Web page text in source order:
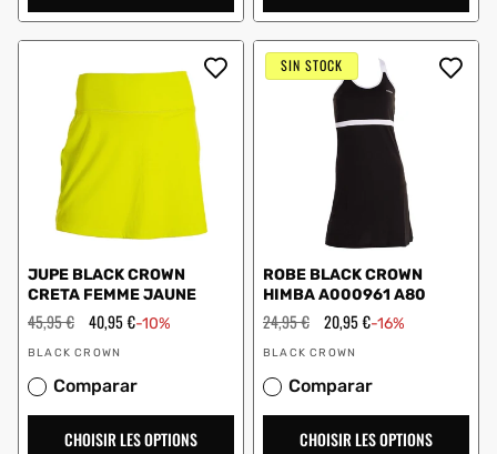
JUPE BLACK CROWN
CRETA FEMME JAUNE
Prix
régulier
45,95 € Prix
solde
40,95 €-10%
Vendeur
BLACK CROWN
Comparar
CHOISIR LES OPTIONS
SIN STOCK
ROBE BLACK CROWN
HIMBA A000961 A80
Prix
régulier
24,95 € Prix
solde
20,95 €-16%
Vendeur
BLACK CROWN
Comparar
CHOISIR LES OPTIONS